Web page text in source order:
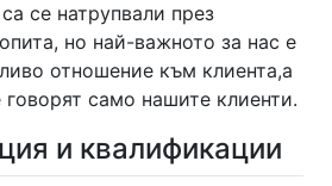
се натрупвали през
но най-важното за нас е
отношение към клиента,а
само нашите клиенти.
и квалификации